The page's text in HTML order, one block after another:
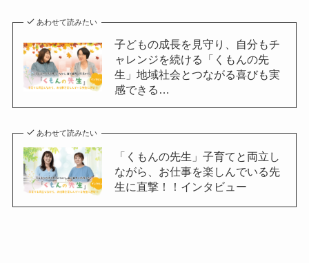
あわせて読みたい
子どもの成長を見守り、自分もチ
ャレンジを続ける「くもんの先
生」地域社会とつながる喜びも実
感できる…
あわせて読みたい
「くもんの先生」子育てと両立し
ながら、お仕事を楽しんでいる先
生に直撃！！インタビュー